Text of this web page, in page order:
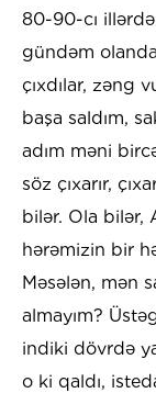
80-90-cı
gündəm
çıxdılar, zəng
başa saldım,
adım məni
söz çıxarır,
bilər. Ola bilər,
hərəmizin bir
Məsələn, mən
almayım?
indiki dövrdə
o ki qaldı,